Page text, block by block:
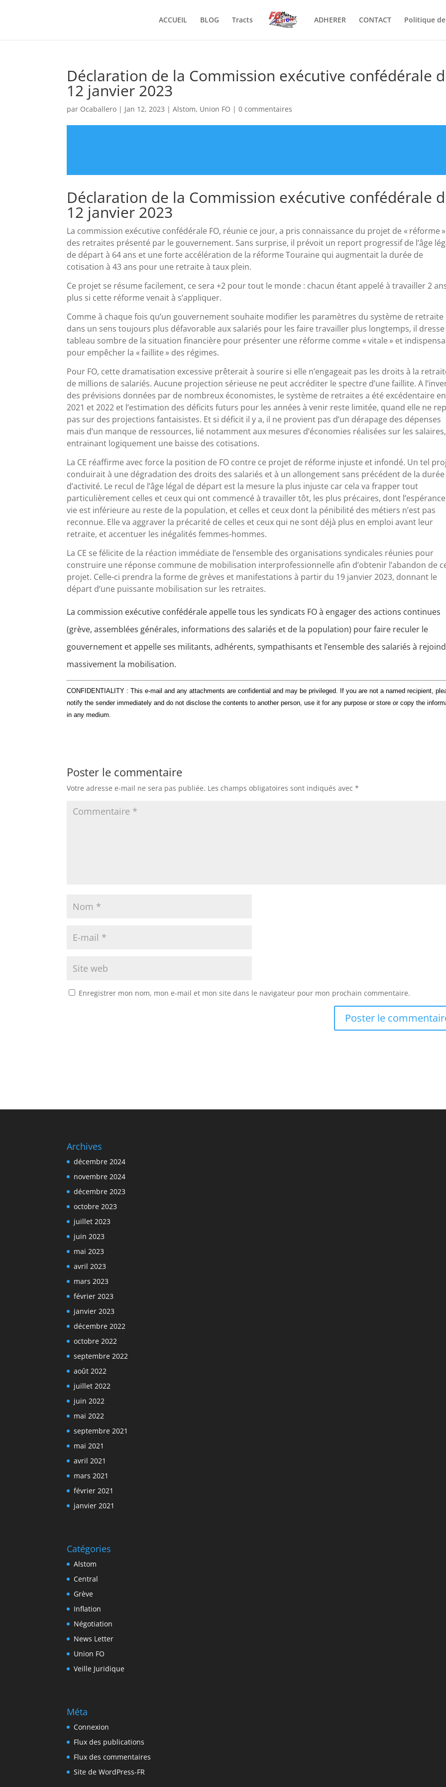
ACCUEIL BLOG Tracts ADHERER CONTACT Politique de
Déclaration de la Commission exécutive confédérale
12 janvier 2023
par Ocaballero | Jan 12, 2023 |Alstom, Union FO |0 commentaires
Déclaration de la Commission exécutive confédérale
12 janvier 2023
La commission exécutive confédérale FO, réunie ce jour, a pris connaissance du projet de « réforme»
des retraites présenté par le gouvernement. Sans surprise, il prévoit un report progressif de l’âge
de départ à 64 ans et une forte accélération de la réforme Touraine qui augmentait la durée de
cotisation à 43 ans pour une retraite à taux plein.
Ce projet se résume facilement, ce sera +2 pour tout le monde : chacun étant appelé à travailler 2
plus si cette réforme venait à s’appliquer.
Comme à chaque fois qu’un gouvernement souhaite modifier les paramètres du système de retraite
dans un sens toujours plus défavorable aux salariés pour les faire travailler plus longtemps, il
tableau sombre de la situation financière pour présenter une réforme comme « vitale» et
pour empêcher la « faillite» des régimes.
Pour FO, cette dramatisation excessive prêterait à sourire si elle n’engageait pas les droits à la
de millions de salariés. Aucune projection sérieuse ne peut accréditer le spectre d’une faillite. A
des prévisions données par de nombreux économistes, le système de retraites a été excédentaire en
2021 et 2022 et l’estimation des déficits futurs pour les années à venir reste limitée, quand elle ne
pas sur des projections fantaisistes. Et si déficit il y a, il ne provient pas d’un dérapage des dépenses
mais d’un manque de ressources, lié notamment aux mesures d’économies réalisées sur les salaires,
entrainant logiquement une baisse des cotisations.
La CE réaffirme avec force la position de FO contre ce projet de réforme injuste et infondé. Un tel
conduirait à une dégradation des droits des salariés et à un allongement sans précédent de la durée
d’activité. Le recul de l’âge légal de départ est la mesure la plus injuste car cela va frapper tout
particulièrement celles et ceux qui ont commencé à travailler tôt, les plus précaires, dont
vie est inférieure au reste de la population, et celles et ceux dont la pénibilité des métiers n’est pas
reconnue. Elle va aggraver la précarité de celles et ceux qui ne sont déjà plus en emploi avant leur
retraite, et accentuer les inégalités femmes-hommes.
La CE se félicite de la réaction immédiate de l’ensemble des organisations syndicales réunies pour
construire une réponse commune de mobilisation interprofessionnelle afin d’obtenir l’abandon de
projet. Celle-ci prendra la forme de grèves et manifestations à partir du 19 janvier 2023, donnant le
départ d’une puissante mobilisation sur les retraites.
La commission exécutive confédérale appelle tous les syndicats FO à engager des actions continues
(grève, assemblées générales, informations des salariés et de la population) pour faire reculer le
gouvernement et appelle ses militants, adhérents, sympathisants et l’ensemble des salariés à
massivement la mobilisation.
CONFIDENTIALITY : This e-mail and any attachments are confidential and may be privileged. If you are not a named recipient,
notify the sender immediately and do not disclose the contents to another person, use it for any purpose or store or copy the
in any medium.
Poster le commentaire
Votre adresse e-mail ne sera pas publiée. Les champs obligatoires sont indiqués avec*
Enregistrer mon nom, mon e-mail et mon site dans le navigateur pour mon prochain commentaire.
e
:
Archives
décembre 2024
novembre 2024
décembre 2023
octobre 2023
juillet 2023
juin 2023
mai 2023
avril 2023
mars 2023
février 2023
janvier 2023
décembre 2022
octobre 2022
septembre 2022
août 2022
juillet 2022
juin 2022
mai 2022
septembre 2021
mai 2021
avril 2021
mars 2021
février 2021
janvier 2021
Catégories
Alstom
Central
Grève
Inflation
Négotiation
News Letter
Union FO
Veille Juridique
Méta
Connexion
Flux des publications
Flux des commentaires
Site de WordPress-FR